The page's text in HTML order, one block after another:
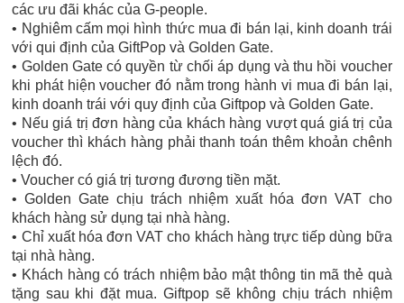
các ưu đãi khác của G-people.
• Nghiêm cấm mọi hình thức mua đi bán lại, kinh doanh trái
với qui định của GiftPop và Golden Gate.
• Golden Gate có quyền từ chối áp dụng và thu hồi voucher
khi phát hiện voucher đó nằm trong hành vi mua đi bán lại,
kinh doanh trái với quy định của Giftpop và Golden Gate.
• Nếu giá trị đơn hàng của khách hàng vượt quá giá trị của
voucher thì khách hàng phải thanh toán thêm khoản chênh
lệch đó.
• Voucher có giá trị tương đương tiền mặt.
• Golden Gate chịu trách nhiệm xuất hóa đơn VAT cho
khách hàng sử dụng tại nhà hàng.
• Chỉ xuất hóa đơn VAT cho khách hàng trực tiếp dùng bữa
tại nhà hàng.
• Khách hàng có trách nhiệm bảo mật thông tin mã thẻ quà
tặng sau khi đặt mua. Giftpop sẽ không chịu trách nhiệm